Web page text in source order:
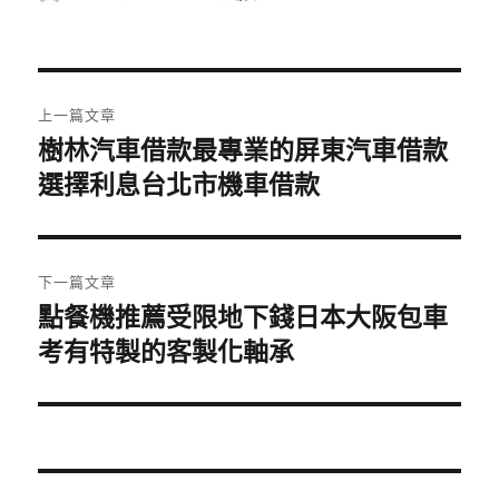
章
導
覽
上一篇文章
上
一
文
章:
樹林汽車借款最專業的屏東汽車借款
選擇利息台北市機車借款
下一篇文章
下
一
文
點餐機推薦受限地下錢日本大阪包車
考有特製的客製化軸承